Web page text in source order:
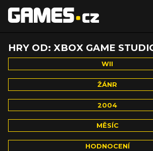
HRY OD: XBOX GAME
WII
ŽÁNR
2004
MĚSÍC
HODNOCENÍ